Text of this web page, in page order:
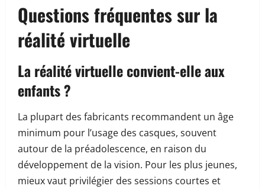
Questions fréquentes sur la
réalité virtuelle
La réalité virtuelle convient-elle aux
enfants ?
La plupart des fabricants recommandent un âge
minimum pour l’usage des casques, souvent
autour de la préadolescence, en raison du
développement de la vision. Pour les plus jeunes,
mieux vaut privilégier des sessions courtes et